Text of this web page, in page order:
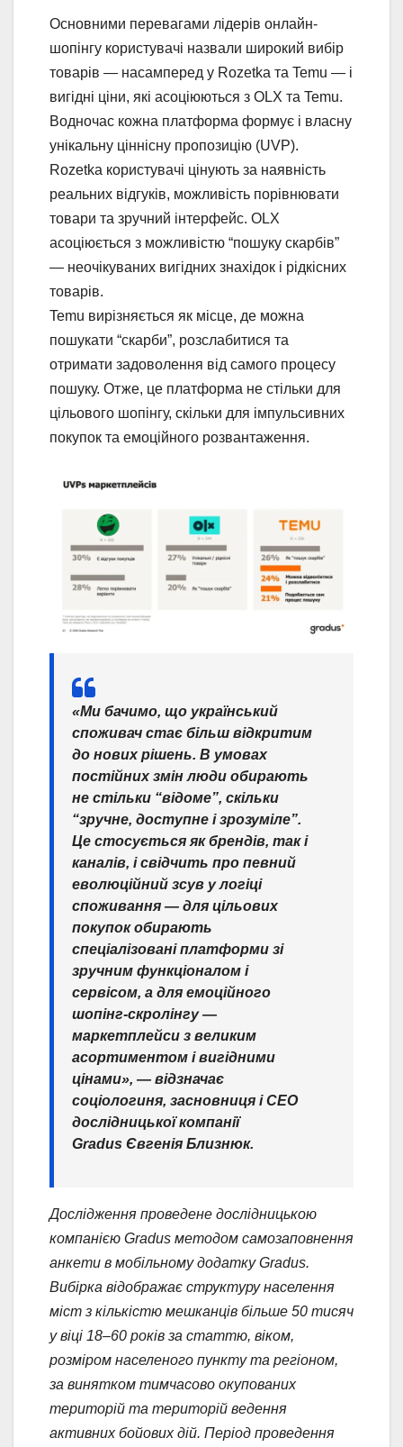
Основними перевагами лідерів онлайн-
шопінгу користувачі назвали широкий вибір
товарів — насамперед у Rozetka та Temu — і
вигідні ціни, які асоціюються з OLX та Temu.
Водночас кожна платформа формує і власну
унікальну ціннісну пропозицію (UVP).
Rozetka користувачі цінують за наявність
реальних відгуків, можливість порівнювати
товари та зручний інтерфейс. OLX
асоціюється з можливістю “пошуку скарбів”
— неочікуваних вигідних знахідок і рідкісних
товарів.
Temu вирізняється як місце, де можна
пошукати “скарби”, розслабитися та
отримати задоволення від самого процесу
пошуку. Отже, це платформа не стільки для
цільового шопінгу, скільки для імпульсивних
покупок та емоційного розвантаження.
«Ми бачимо, що український
споживач стає більш відкритим
до нових рішень. В умовах
постійних змін люди обирають
не стільки “відоме”, скільки
“зручне, доступне і зрозуміле”.
Це стосується як брендів, так і
каналів, і свідчить про певний
еволюційний зсув у логіці
споживання — для цільових
покупок обирають
спеціалізовані платформи зі
зручним функціоналом і
сервісом, а для емоційного
шопінг-скролінгу —
маркетплейси з великим
асортиментом і вигідними
цінами», — відзначає
соціологиня, засновниця і CEO
дослідницької компанії
Gradus Євгенія Близнюк.
Дослідження проведене дослідницькою
компанією Gradus методом самозаповнення
анкети в мобільному додатку Gradus.
Вибірка відображає структуру населення
міст з кількістю мешканців більше 50 тисяч
у віці 18–60 років за статтю, віком,
розміром населеного пункту та регіоном,
за винятком тимчасово окупованих
територій та територій ведення
активних бойових дій. Період проведення